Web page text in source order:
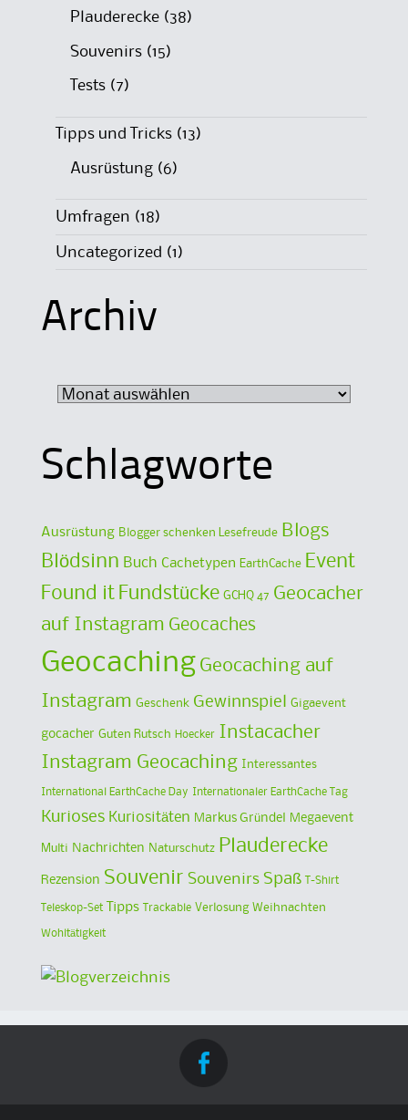
Plauderecke(38)
Souvenirs(15)
Tests(7)
Tipps und Tricks(13)
Ausrüstung(6)
Umfragen (18)
Uncategorized (1)
Archiv
Schlagworte
Ausrüstung Blogger schenken Lesefreude Blogs
Blödsinn Buch Cachetypen EarthCache
Event
Found it Fundstücke GCHQ 47 Geocacher
auf Instagram Geocaches
Geocaching Geocaching auf
Instagram Geschenk Gewinnspiel Gigaevent
gocacher Guten Rutsch Hoecker Instacacher
Instagram Geocaching Interessantes
International EarthCache Day Internationaler EarthCache Tag
Kurioses Kuriositäten Markus Gründel Megaevent
Multi Nachrichten Naturschutz Plauderecke
Rezension Souvenir Souvenirs Spaß T-Shirt
Teleskop-Set Tipps Trackable Verlosung Weihnachten
Wohltätigkeit